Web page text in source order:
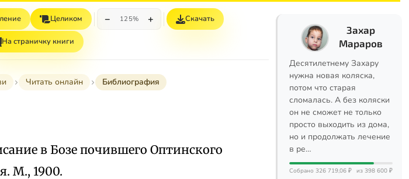
Целиком − 125% + Скачать
На страничку книги
Читать онлайн Библиография
в Бозе почившего Оптинского
М., 1900.
Захар
Мараров
Десятилетнему Захару
нужна новая коляска,
потом что старая
сломалась. А без коляски
он не сможет не только
просто выходить из дома,
но и продолжать лечение
в ре…
Собрано 326 719,06 ₽ из 398 600 ₽